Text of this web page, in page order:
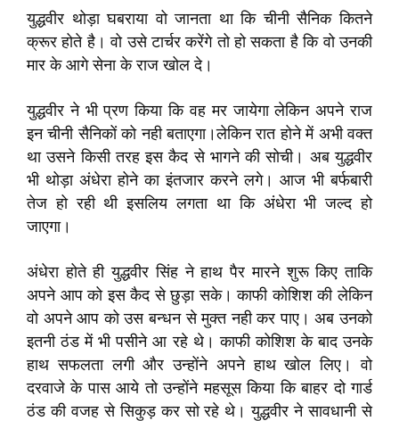
युद्धवीर थोड़ा घबराया वो जानता था कि चीनी सैनिक कितने
क्रूर होते है। वो उसे टार्चर करेंगे तो हो सकता है कि वो उनकी
मार के आगे सेना के राज खोल दे।
युद्धवीर ने भी प्रण किया कि वह मर जायेगा लेकिन अपने राज
इन चीनी सैनिकों को नही बताएगा।लेकिन रात होने में अभी वक्त
था उसने किसी तरह इस कैद से भागने की सोची। अब युद्धवीर
भी थोड़ा अंधेरा होने का इंतजार करने लगे। आज भी बर्फबारी
तेज हो रही थी इसलिय लगता था कि अंधेरा भी जल्द हो
जाएगा।
अंधेरा होते ही युद्धवीर सिंह ने हाथ पैर मारने शुरू किए ताकि
अपने आप को इस कैद से छुड़ा सके। काफी कोशिश की लेकिन
वो अपने आप को उस बन्धन से मुक्त नही कर पाए। अब उनको
इतनी ठंड में भी पसीने आ रहे थे। काफी कोशिश के बाद उनके
हाथ सफलता लगी और उन्होंने अपने हाथ खोल लिए। वो
दरवाजे के पास आये तो उन्होंने महसूस किया कि बाहर दो गार्ड
ठंड की वजह से सिकुड़ कर सो रहे थे। युद्धवीर ने सावधानी से